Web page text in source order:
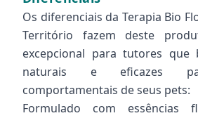
Os diferenciais da Terapia Bio
Território fazem deste
excepcional para tutores que
naturais e eficazes
comportamentais de seus pets:
Formulado com essências